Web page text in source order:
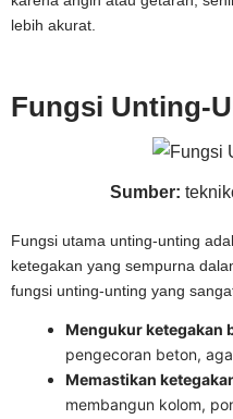
lebih akurat.
Fungsi Unting-
Sumber:
Fungsi utama unting-unting
ketegakan yang sempurna
fungsi unting-unting yang
Mengukur ketegakan
pengecoran beton,
Memastikan
membangun kolom,